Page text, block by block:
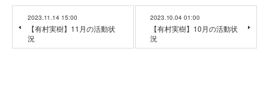
2023.11.14 15:00
【有村実樹】11月の活動状
況
2023.10.04 01:00
【有村実樹】10月の活動状
況